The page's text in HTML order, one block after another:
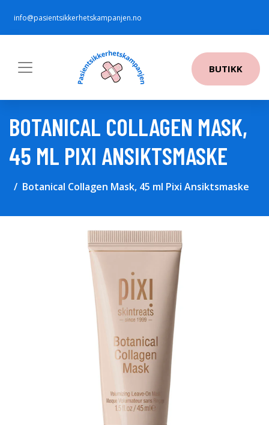
info@pasientsikkerhetskampanjen.no
BUTIKK
BOTANICAL COLLAGEN MASK,
45 ML PIXI ANSIKTSMASKE
Botanical Collagen Mask, 45 ml Pixi Ansiktsmaske